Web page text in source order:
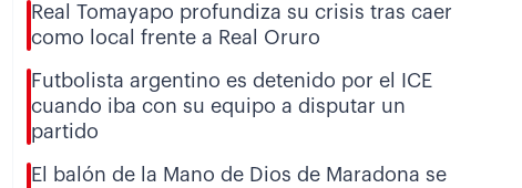
Real Tomayapo profundiza su crisis tras caer
como local frente a Real Oruro
Futbolista argentino es detenido por el ICE
cuando iba con su equipo a disputar un
partido
El balón de la Mano de Dios de Maradona se